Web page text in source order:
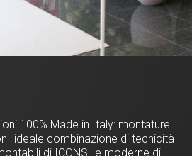
100% Made in Italy: montature
l'ideale combinazione di tecnicità
di ICONS, le moderne di